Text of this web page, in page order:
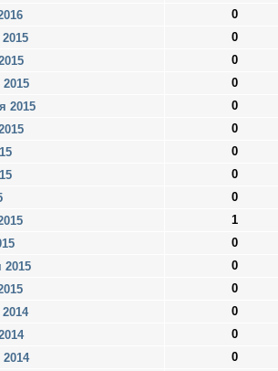
0
0
0
0
2015
0
0
0
0
0
1
0
2015
0
0
0
0
0